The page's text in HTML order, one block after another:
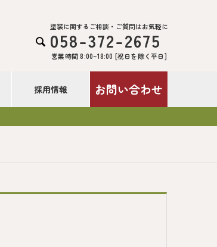

塗装に関するご相談・ご質問はお気軽に
058-372-2675
営業時間 8:00~18:00 [祝日を除く平日]
採用情報 お問い合わせ